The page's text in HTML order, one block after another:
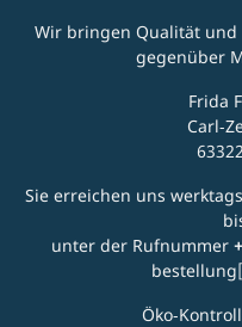
Wir bringen Qualität und
gegenüber
Frida
Carl-
Sie erreichen uns
unter der Rufnummer
Öko-